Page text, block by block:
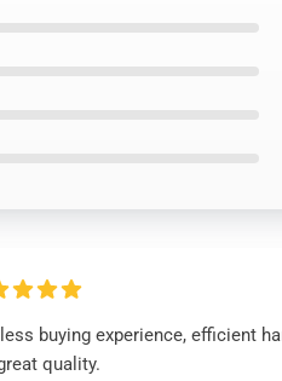
buying experience, efficient
quality.